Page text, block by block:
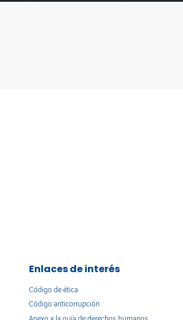
Enlaces de interés
Código de ética
Código anticorrupción